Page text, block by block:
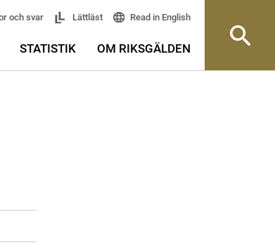
och svar Lättläst Read in English
STATISTIK OM RIKSGÄLDEN